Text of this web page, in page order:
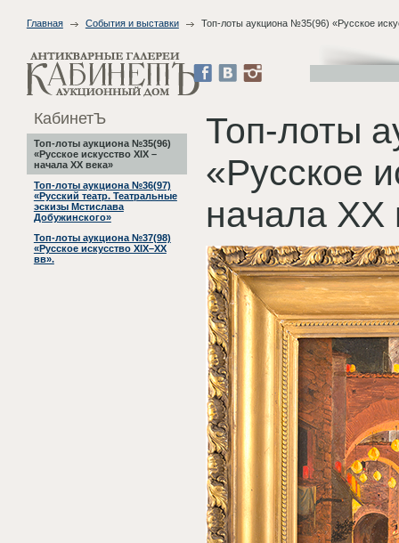
Главная События и выставки Топ-лоты аукциона №35(96) «Русское
КабинетЪ
Топ-лоты аукциона №35(96)
«Русское искусство XIX –
начала ХХ века»
Топ-лоты аукциона №36(97)
«Русский театр. Театральные
эскизы Мстислава
Добужинского»
Топ-лоты аукциона №37(98)
«Русское искусство XIX–XX
вв».
Топ-лоты
«Русское
начала ХХ